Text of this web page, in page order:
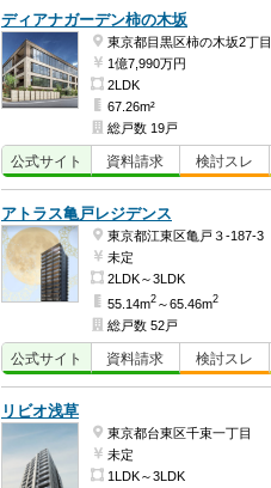
ディアナガーデン柿の木坂
東京都目黒区柿の木坂2丁目
1億7,990万円
2LDK
67.26m²
総戸数 19戸
公式サイト 資料請求 検討スレ
アトラス亀戸レジデンス
東京都江東区亀戸３-187-3
未定
2LDK～3LDK
55.14m2 ～65.46m2
総戸数 52戸
公式サイト 資料請求 検討スレ
リビオ浅草
東京都台東区千束一丁目
未定
1LDK～3LDK